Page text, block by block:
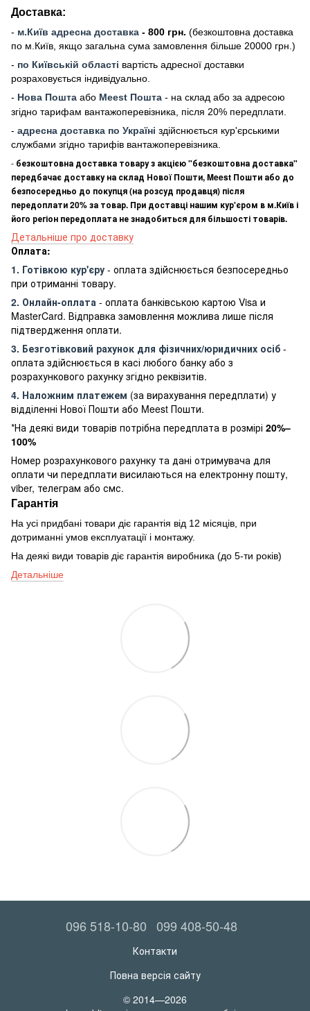
Доставка:
- м.Київ адресна доставка - 800 грн. (безкоштовна доставка
по м.Київ, якщо загальна сума замовлення більше 20000 грн .)
- по Київській області вартість адресної доставки
розраховується індивідуально.
- Нова Пошта або Meest Пошта - на склад або за адресою
згідно тарифам вантажоперевізника, після 20% передплати.
- адресна доставка по Україні здійснюється кур'єрськими
службами згідно тарифів вантажоперевізника.
- безкоштовна доставка товару з акцією "безкоштовна доставка"
передбачає доставку на склад Нової Пошти, Meest Пошти або до
безпосередньо до покупця (на розсуд продавця) після
передоплати 20% за товар. При доставці нашим кур'єром в м.Київ і
його регіон передоплата не знадобиться для більшості товарів.
Детальніше про доставку
Оплата:
1. Готівкою кур'єру - оплата здійснюється безпосередньо
при отриманні товару.
2. Онлайн-оплата - оплата банківською картою Visa и
MasterCard. Відправка замовлення можлива лише після
підтвердження оплати.
3. Безготівковий рахунок для фізичних/юридичних осіб -
оплата здійснюється в касі любого банку або з
розрахункового рахунку згідно реквізитів.
4. Наложним платежем (за вирахування передплати) у
відділенні Нової Пошти або Meest Пошти.
*На деякі види товарів потрібна передплата в розмірі 20%–
100%
Номер розрахункового рахунку та дані отримувача для
оплати чи передплати висилаються на електронну пошту,
viber, телеграм або смс.
Гарантія
На усі придбані товари діє гарантія від 12 місяців, при
дотриманні умов експлуатації і монтажу.
На деякі види товарів діє гарантія виробника (до 5-ти років)
Детальніше
096 518-10-80 099 408-50-48
Контакти
Повна версія сайту
© 2014—2026